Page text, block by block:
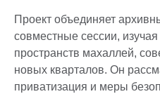
Проект объединяет
совместные сессии,
пространств махаллей,
новых кварталов. Он
приватизация и меры